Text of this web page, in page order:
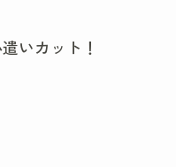
いカット！